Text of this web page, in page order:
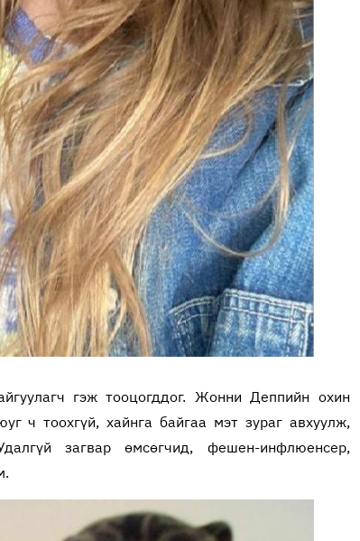
гэж тооцогддог. Жонни Деппийн охин
ч тоохгүй, хайнга байгаа мэт зураг авхуулж,
загвар өмсөгчид, фешен-инфлюенсер,